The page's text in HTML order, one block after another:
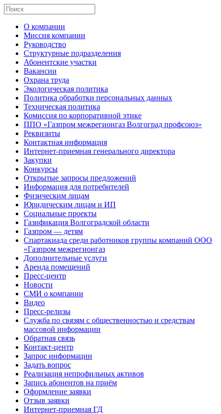
О компании
Миссия компании
Руководство
Структурные подразделения
Абонентские участки
Вакансии
Охрана труда
Экологическая политика
Политика обработки персональных данных
Техническая политика
Комиссия по корпоративной этике
ППО «Газпром межрегионгаз Волгоград профсоюз»
Реквизиты
Контактная информация
Интернет-приемная генерального директора
Закупки
Конкурсы
Открытые запросы предложений
Информация для потребителей
Физическим лицам
Юридическим лицам и ИП
Социальные проекты
Газификация Волгоградской области
Газпром — детям
Спартакиада среди работников группы компаний ООО
«Газпром межрегионгаз
Дополнительные услуги
Аренда помещений
Пресс-центр
Новости
СМИ о компании
Видео
Пресс-релизы
Служба по связям с общественностью и средствам
массовой информации
Обратная связь
Контакт-центр
Запрос информации
Задать вопрос
Реализация непрофильных активов
Запись абонентов на приём
Оформление заявки
Отзыв заявки
Интернет-приемная ГД